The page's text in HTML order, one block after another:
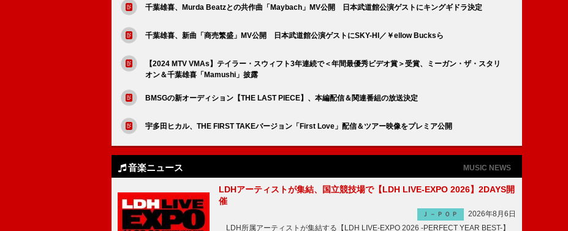
千葉雄喜、Murda Beatzとの共作曲「Maybach」MV公開 日本武道館公演ゲストにキングギドラ決定
千葉雄喜、新曲「商売繁盛」MV公開 日本武道館公演ゲストにSKY-HI／￥ellow Bucksら
【2024 MTV VMAs】テイラー・スウィフト3年連続で＜年間最優秀ビデオ賞＞受賞、ミーガン・ザ・スタリ
オン＆千葉雄喜「Mamushi」披露
BMSGの新オーディション【THE LAST PIECE】、本編配信＆関連番組の放送決定
宇多田ヒカル、THE FIRST TAKEバージョン「First Love」配信＆ツアー映像をプレミア公開
音楽ニュース MUSIC NEWS
LDHアーティストが集結、国立競技場で【LDH LIVE-EXPO 2026】2DAYS開
催
Ｊ－ＰＯＰ
2026年8月6日
LDH所属アーティストが集結する【LDH LIVE-EXPO 2026 -PERFECT YEAR BEST-】